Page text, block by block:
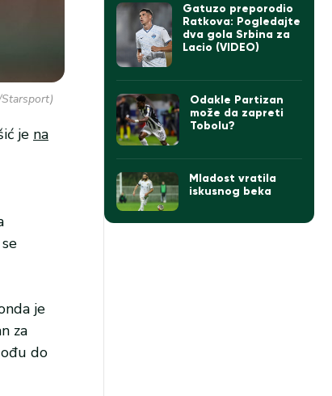
je na
je
za
do
Gatuzo preporodio
Ratkova: Pogledajte
dva gola Srbina za
Lacio (VIDEO)
Odakle Partizan
može da zapreti
Tobolu?
Mladost vratila
iskusnog beka